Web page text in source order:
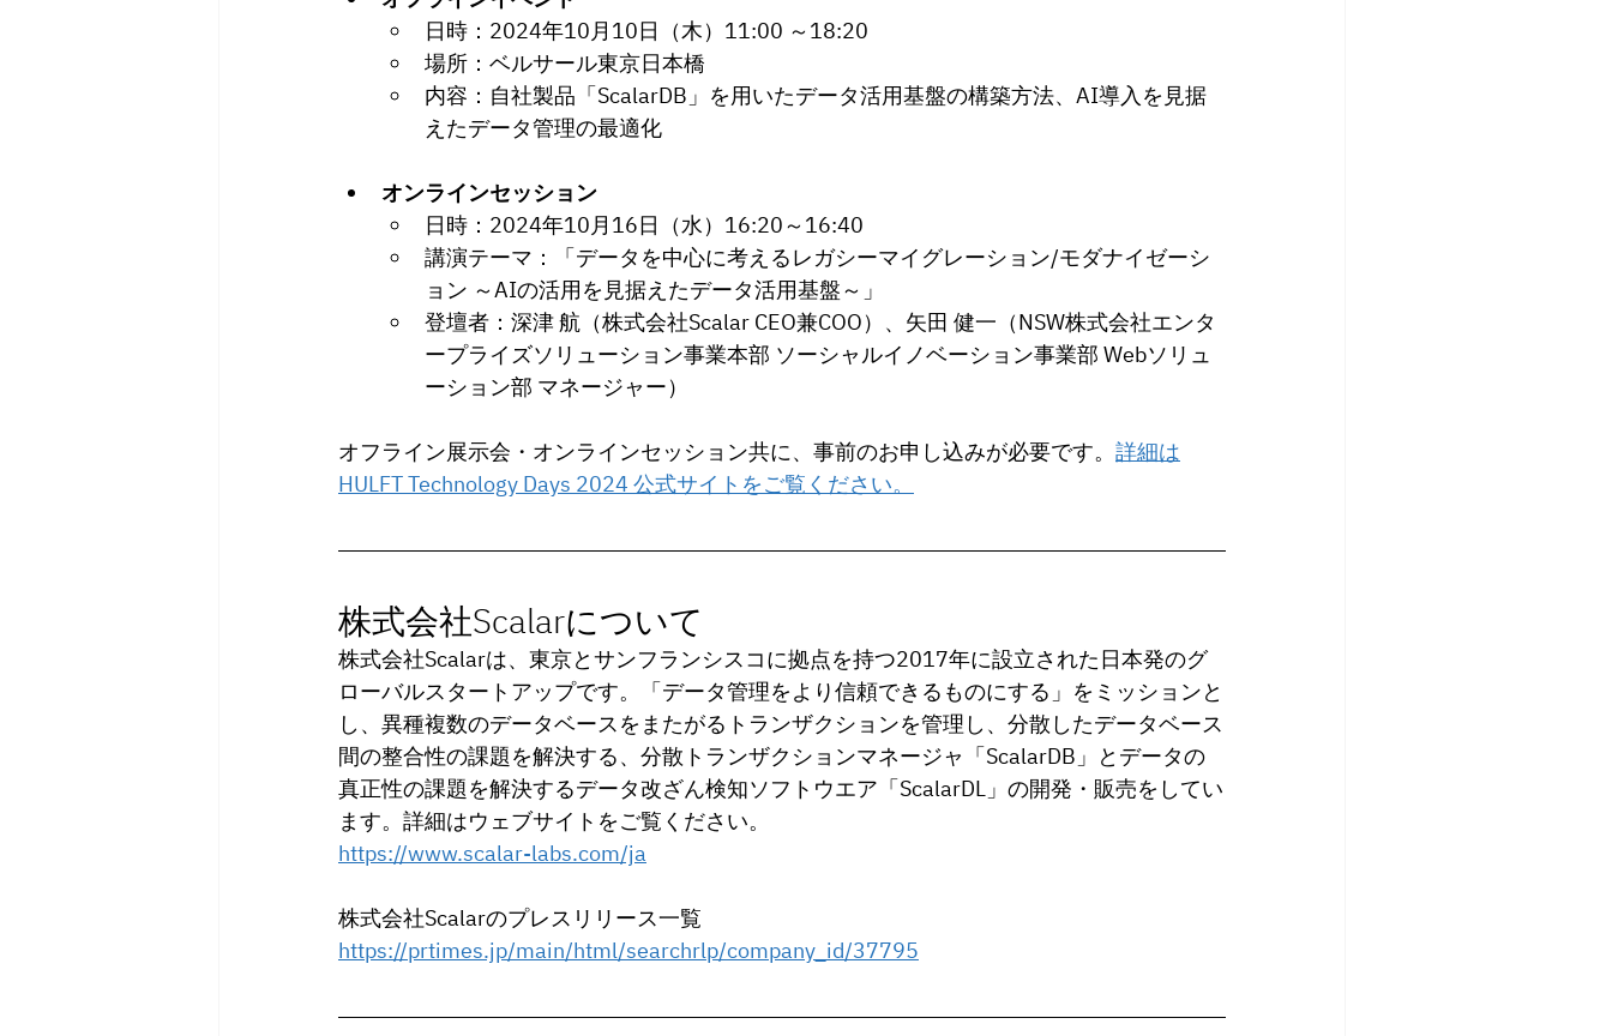
日時：2024年10月10日（木）11:00 ～18:20
場所：ベルサール東京日本橋
内容：自社製品「ScalarDB」を用いたデータ活用基盤の構築方法、AI導入を見据
えたデータ管理の最適化
オンラインセッション
日時：2024年10月16日（水）16:20～16:40
講演テーマ：「データを中心に考えるレガシーマイグレーション/モダナイゼーシ
ョン ～AIの活用を見据えたデータ活用基盤～」
登壇者：深津 航（株式会社Scalar CEO兼COO）、矢田 健一（NSW株式会社エンタ
ープライズソリューション事業本部 ソーシャルイノベーション事業部 Webソリュ
ーション部 マネージャー）
オフライン展示会・オンラインセッション共に、事前のお申し込みが必要です。 詳細は
HULFT Technology Days 2024 公式サイトをご覧ください。
株式会社Scalarについて
株式会社Scalarは、東京とサンフランシスコに拠点を持つ2017年に設立された日本発のグ
ローバルスタートアップです。「データ管理をより信頼できるものにする」をミッションと
し、異種複数のデータベースをまたがるトランザクションを管理し、分散したデータベース
間の整合性の課題を解決する、分散トランザクションマネージャ「ScalarDB」とデータの
真正性の課題を解決するデータ改ざん検知ソフトウエア「ScalarDL」の開発・販売をしてい
ます。詳細はウェブサイトをご覧ください。
https://www.scalar-labs.com/ja
株式会社Scalarのプレスリリース⼀覧
https://prtimes.jp/main/html/searchrlp/company_id/37795